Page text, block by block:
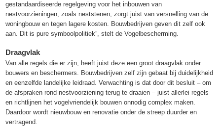
gestandaardiseerde regelgeving voor het inbouwen van
nestvoorzieningen, zoals neststenen, zorgt juist van versnelling van de
woningbouw en tegen lagere kosten. Bouwbedrijven geven dit zelf ook
aan. Dit is pure symboolpolitiek”, stelt de Vogelbescherming.
Draagvlak
Van alle regels die er zijn, heeft juist deze een groot draagvlak onder
bouwers en beschermers. Bouwbedrijven zelf zijn gebaat bij duidelijkheid
en eenzelfde landelijke leidraad. Verwachting is dat door dit besluit – om
de afspraken rond nestvoorziening terug te draaien – juist allerlei regels
en richtlijnen het vogelvriendelijk bouwen onnodig complex maken.
Daardoor wordt nieuwbouw en renovatie onder de streep duurder en
vertragend.